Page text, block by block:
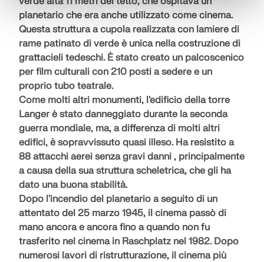
planetario che era anche utilizzato come cinema.
Questastruttura a cupola realizzata con lamiere di
rame patinato di verde è unica nella costruzione di
grattacieli tedeschi. È stato creato un palcoscenico
per film culturali con 210 posti a sedere e un
proprio tubo teatrale.
Come molti altri monumenti, l'edificio della torre
Langer è stato danneggiato durante la seconda
guerra mondiale, ma, a differenza di molti altri
edifici, è sopravvissuto quasi illeso. Ha resistito a
88 attacchi aerei senza gravi danni , principalmente
a causa della sua struttura scheletrica, che gli ha
dato una buona stabilità.
Dopo l'incendio del planetario a seguito di un
attentato del 25 marzo 1945, il cinema passò di
mano ancora e ancora fino a quando non fu
trasferito nel cinema in Raschplatz nel 1982. Dopo
numerosi lavori di ristrutturazione, il cinema più